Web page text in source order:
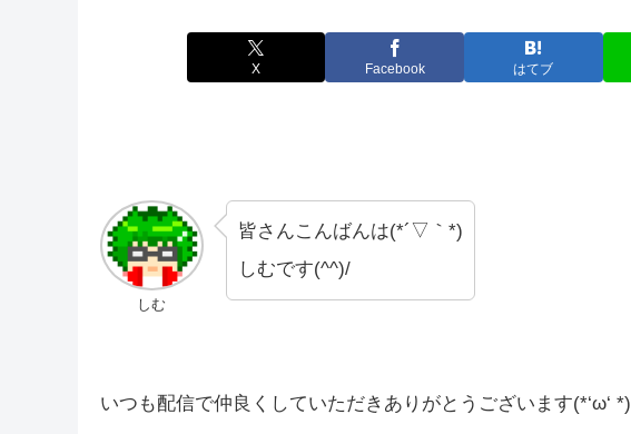
X Facebook はてブ
しむ
皆さんこんばんは(*´▽｀*)
しむです(^^)/
いつも配信で仲良くしていただきありがとうございます(*‘ω‘ *)